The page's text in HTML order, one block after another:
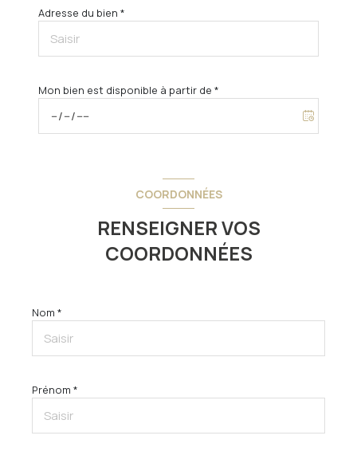
Adresse du bien *
Mon bien est disponible à partir de *
COORDONNÉES
RENSEIGNER VOS
COORDONNÉES
Nom *
Prénom *